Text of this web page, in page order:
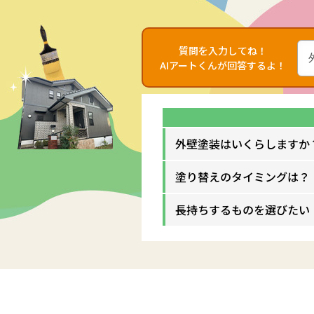
質問を入力してね！
AIアートくんが回答するよ！
外壁塗装はいくらしますか
塗り替えのタイミングは？
長持ちするものを選びたい